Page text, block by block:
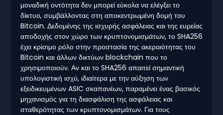
μοναδική οντότητα δεν μπορεί εύκολα να ελέγξει το
δίκτυο, συμβάλλοντας στη αποκεντρωμένη δομή του
Bitcoin. Δεδομένης της ισχυρής ασφάλειας και της ευρείας
αποδοχής στον χώρο των κρυπτονομισμάτων, το SHA256
έχει κρίσιμο ρόλο στην προστασία της ακεραιότητας του
Bitcoin και άλλων δικτύων blockchain που το
χρησιμοποιούν. Αν και το SHA256 απαιτεί σημαντική
υπολογιστική ισχύ, ιδιαίτερα με την αύξηση των
εξειδικευμένων ASIC σκαπανέων, παραμένει ένας βασικός
μηχανισμός για τη διασφάλιση της ασφάλειας και
σταθερότητας των κρυπτονομισμάτων. Για τους